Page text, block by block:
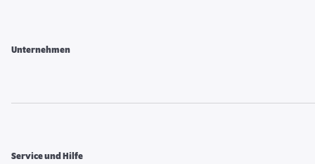
Unternehmen
Service und Hilfe